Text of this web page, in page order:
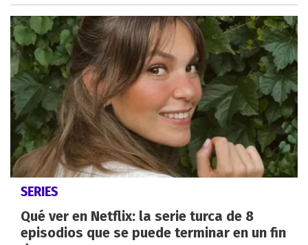
SERIES
Qué ver en Netflix: la serie turca de 8
episodios que se puede terminar en un fin